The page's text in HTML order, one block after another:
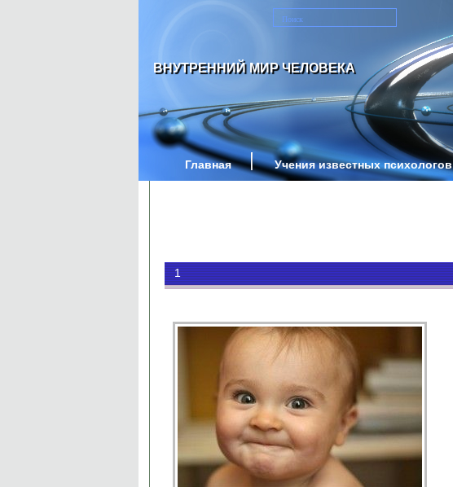
ВНУТРЕННИЙ МИР ЧЕЛОВЕКА
Главная Учения известных психологов
1